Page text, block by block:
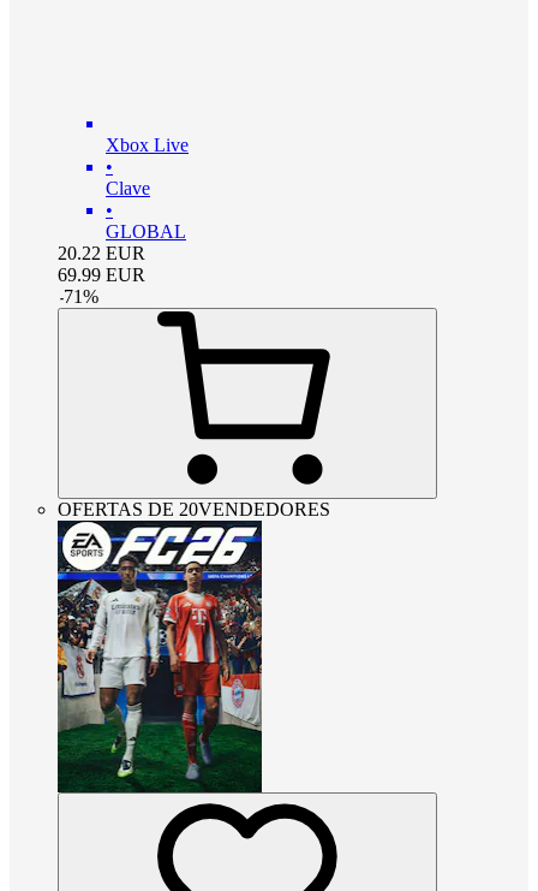
Xbox Live
•
Clave
•
GLOBAL
20.22 EUR
69.99 EUR
-71%
OFERTAS DE 20VENDEDORES